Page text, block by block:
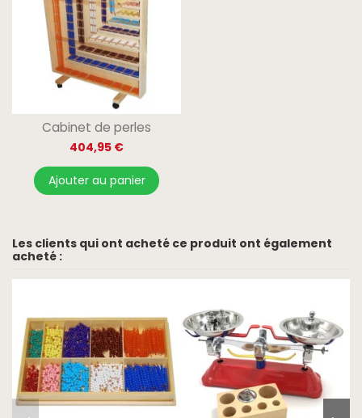
Cabinet de perles
404,95 €
Ajouter au panier
Les clients qui ont acheté ce produit ont également
acheté :